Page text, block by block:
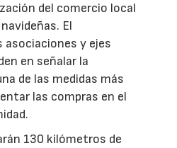
del comercio local
El
y ejes
en señalar la
de las medidas más
las compras en el
130 kilómetros de